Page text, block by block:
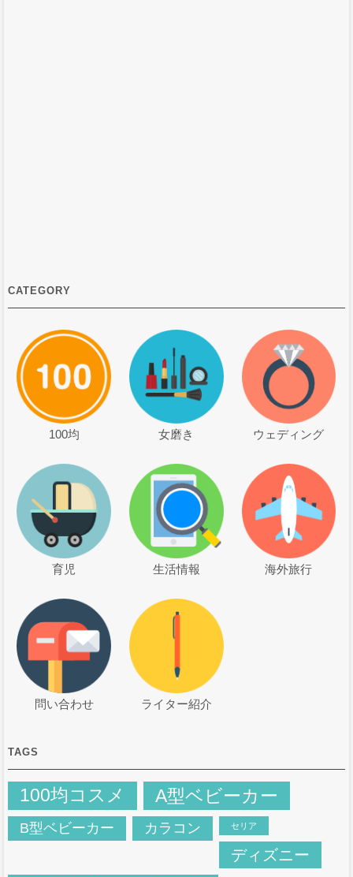
CATEGORY
100均 女磨き ウェディング
育児 生活情報 海外旅行
問い合わせ ライター紹介
TAGS
100均コスメ A型ベビーカー
B型ベビーカー カラコン セリア
ディズニー